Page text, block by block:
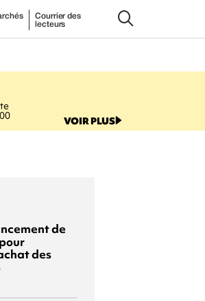
Courrier des
lecteurs
VOIR PLUS
de
des